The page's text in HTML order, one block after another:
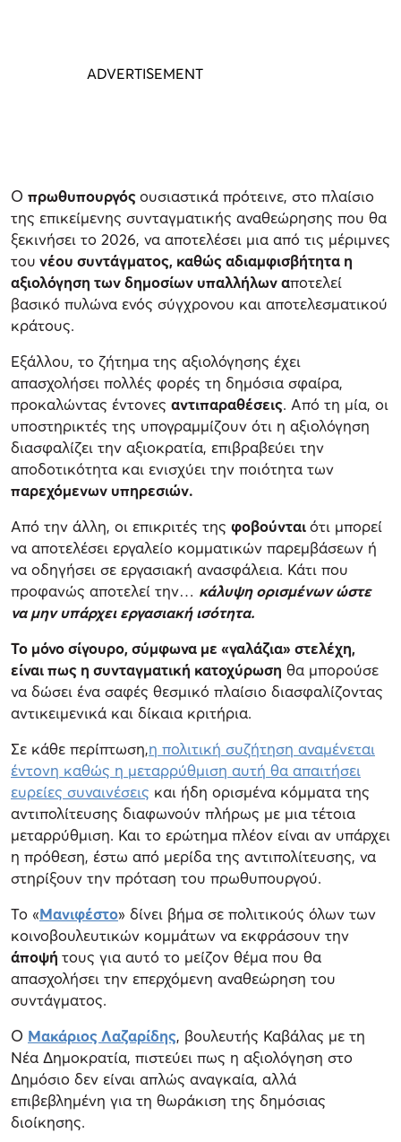
Ο πρωθυπουργόςουσιαστικά πρότεινε, στο πλαίσιο
της επικείμενης συνταγματικής αναθεώρησης που θα
ξεκινήσει το 2026, να αποτελέσει μια από τις μέριμνες
του νέου συντάγματος, καθώς αδιαμφισβήτητα η
αξιολόγηση των δημοσίων υπαλλήλων αποτελεί
βασικό πυλώνα ενός σύγχρονου και αποτελεσματικού
κράτους.
Εξάλλου, το ζήτημα της αξιολόγησης έχει
απασχολήσει πολλές φορές τη δημόσια σφαίρα,
προκαλώντας έντονες αντιπαραθέσεις. Από τη μία, οι
υποστηρικτές της υπογραμμίζουν ότι η αξιολόγηση
διασφαλίζει την αξιοκρατία, επιβραβεύει την
αποδοτικότητα και ενισχύει την ποιότητα των
παρεχόμενων υπηρεσιών.
Από την άλλη, οι επικριτές της φοβούνταιότι μπορεί
να αποτελέσει εργαλείο κομματικών παρεμβάσεων ή
να οδηγήσει σε εργασιακή ανασφάλεια. Κάτι που
προφανώς αποτελεί την… κάλυψη ορισμένων ώστε
να μην υπάρχει εργασιακή ισότητα.
Το μόνο σίγουρο, σύμφωνα με «γαλάζια» στελέχη,
είναι πως η συνταγματική κατοχύρωση θα μπορούσε
να δώσει ένα σαφές θεσμικό πλαίσιο διασφαλίζοντας
αντικειμενικά και δίκαια κριτήρια.
Σε κάθε περίπτωση,η πολιτική συζήτηση αναμένεται
έντονη καθώς η μεταρρύθμιση αυτή θα απαιτήσει
ευρείες συναινέσεις και ήδη ορισμένα κόμματα της
αντιπολίτευσης διαφωνούν πλήρως με μια τέτοια
μεταρρύθμιση. Και το ερώτημα πλέον είναι αν υπάρχει
η πρόθεση, έστω από μερίδα της αντιπολίτευσης, να
στηρίξουν την πρόταση του πρωθυπουργού.
Το «Μανιφέστο» δίνει βήμα σε πολιτικούς όλων των
κοινοβουλευτικών κομμάτων να εκφράσουν την
άποψή τους για αυτό το μείζον θέμα που θα
απασχολήσει την επερχόμενη αναθεώρηση του
συντάγματος.
Ο Μακάριος Λαζαρίδης, βουλευτής Καβάλας με τη
Νέα Δημοκρατία, πιστεύει πως η αξιολόγηση στο
Δημόσιο δεν είναι απλώς αναγκαία, αλλά
επιβεβλημένη για τη θωράκιση της δημόσιας
διοίκησης.